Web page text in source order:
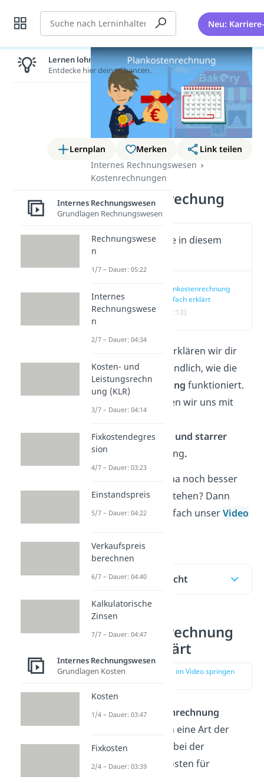
Suche Neu:
Lernplan Merken
Link teilen
Internes Rechnungswesen
Kostenrechnungen
Plankostenrechung
Wichtige Inhalte in diesem
Plankostenrechnung
einfach erklärt
(00:13)
In diesem Artikel erklären wir dir
einfach und verständlich, wie die
Plankostenrechnung funktioniert.
Außerdem befassen wir uns mit
zwischenflexibler und starrer
Plankostenrechnung.
Du willst das Thema noch besser
und schneller verstehen? Dann
schau dir doch einfach unserVideo
Inhaltsübersicht
Plankostenrechnung
einfach erklärt
zur Stelle im Video springen
Bei derPlankostenrechnung
handelt es sich um eine Art der
Kostenrechnung
, bei der
Leistungen und Kosten für
Lernen lohnt sich!
Entdecke hier deine Chancen.
Internes Rechnungswesen
Grundlagen Rechnungswesen
Rechnungswese
n
1/7 – Dauer: 05:22
Internes
Rechnungswese
n
2/7 – Dauer: 04:34
Kosten- und
Leistungsrechn
ung (KLR)
3/7 – Dauer: 04:14
Fixkostendegres
sion
4/7 – Dauer: 03:23
Einstandspreis
5/7 – Dauer: 04:22
Verkaufspreis
berechnen
6/7 – Dauer: 04:40
Kalkulatorische
Zinsen
7/7 – Dauer: 04:47
Internes Rechnungswesen
Grundlagen Kosten
Kosten
1/4 – Dauer: 03:47
Fixkosten
2/4 – Dauer: 03:39